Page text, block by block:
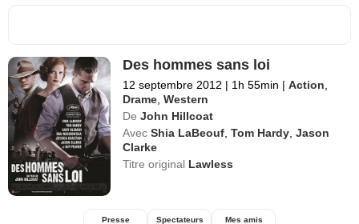
Des hommes sans loi
12 septembre 2012 | 1h 55min | Action
Drame ,Western
De John Hillcoat
Avec Shia LaBeouf ,Tom Hardy ,Jason
Clarke
Titre original Lawless
Presse Spectateurs Mes amis